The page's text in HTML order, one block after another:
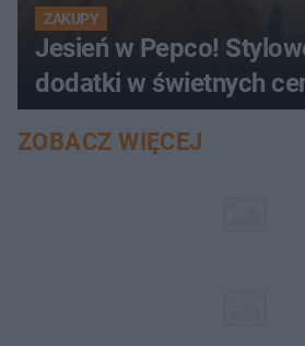
ZAKUPY
Jesień w Pepco!
dodatki w świetnych
ZOBACZ WIĘCEJ